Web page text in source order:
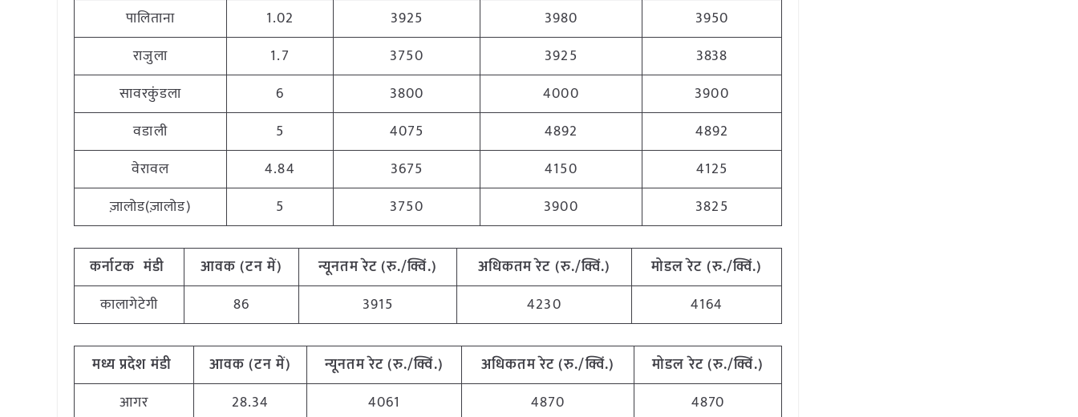
पालिताना
1.02 3925 3980
3950
राजुला
1.7 3750 3925
3838
सावरकुंडला
6 3800 4000
3900
वडाली
5 4075 4892
4892
वेरावल
4.84 3675 4150
4125
ज़ालोड(ज़ालोड)
5 3750 3900 3825
कर्नाटक मंडी आवक(टनमें) न्यूनतमरेट(रु./क्विं.) अधिकतमरेट (रु./क्विं.) मोडल रेट (रु./क्विं.)
कालागेटेगी
86 3915 4230 4164
मध्यप्रदेशमंडी आवक(टनमें) न्यूनतमरेट(रु./क्विं.) अधिकतमरेट(रु./क्विं.) मोडल रेट(रु./क्विं.)
आगर
28.34 4061 4870
4870